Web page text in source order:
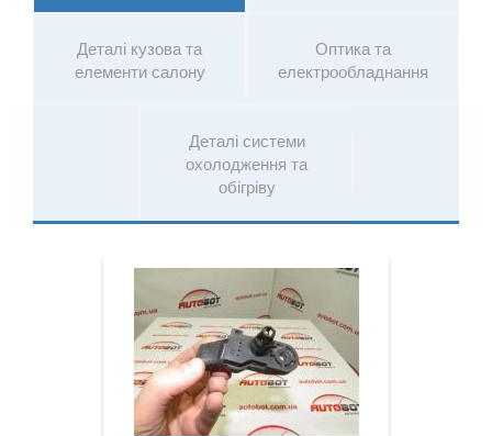
SUZUKI
TESLA keyboard_arrow_down
Деталі кузова та
елементи салону
Оптика та
електрообладнання
Деталі системи
охолодження та
обігріву